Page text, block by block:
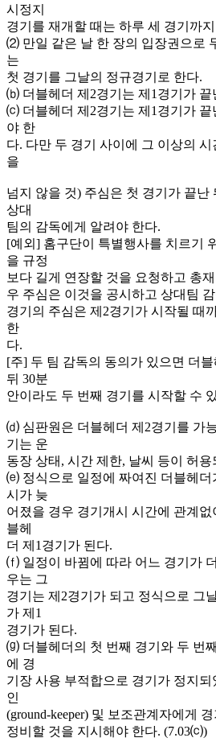
시정지
경기를 재개할 때는 하루 세 경기까
⑵ 만일 같은 날 한 장의 입장권으로
는
첫 경기를 그날의 정규경기로 한다.
⒝ 더블헤더 제2경기는 제1경기가 끝
⒞ 더블헤더 제2경기는 제1경기가 끝
야 한
다. 다만 두 경기 사이에 그 이상의
을
넘지 않을 것) 주심은 첫 경기가 끝난
상대
팀의 감독에게 알려야 한다.
[예외] 홈구단이 특별행사를 치르기
을 규정
보다 길게 연장할 것을 요청하고 총
우 주심은 이것을 공시하고 상대팀
경기의 주심은 제2경기가 시작될 때
한
다.
[주] 두 팀 감독의 동의가 있으면 더
뒤 30분
안이라도 두 번째 경기를 시작할 수
⒟ 심판원은 더블헤더 제2경기를 가
기는 운
동장 상태, 시간 제한, 날씨 등이 허
⒠ 정식으로 일정에 짜여진 더블헤더
시가 늦
어졌을 경우 경기개시 시간에 관계
블헤
더 제1경기가 된다.
⒡ 일정이 바뀜에 따라 어느 경기가
우는 그
경기는 제2경기가 되고 정식으로 그
가 제1
경기가 된다.
⒢ 더블헤더의 첫 번째 경기와 두 번
에 경
기장 사용 부적합으로 경기가 정지되
인
(ground-keeper) 및 보조관계자에게
정비할 것을 지시해야 한다. (7.03⒞)